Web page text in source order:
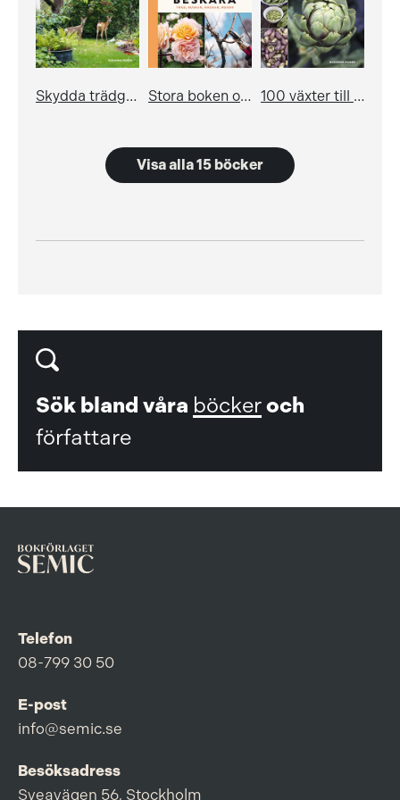
Skydda trädgården från skadedjur & ogräs Stora boken om att beskära 100 växter till din köksträdgård – planera, odla och skörda
Visa alla 15 böcker
Sök bland våra böckeroch
författare
Telefon
08-799 30 50
E-post
info@semic.se
Besöksadress
Sveavägen 56, Stockholm